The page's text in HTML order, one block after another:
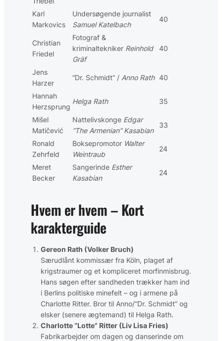
Karl
Markovics
Undersøgende journalist
Samuel Katelbach
40
Christian
Friedel
Fotograf &
kriminaltekniker Reinhold
Gräf
40
Jens
Harzer
“Dr. Schmidt” / Anno Rath 40
Hannah
Herzsprung
Helga Rath 35
Mišel
Matičević
Nattelivskonge Edgar
“The Armenian” Kasabian
33
Ronald
Zehrfeld
Boksepromotor Walter
Weintraub
24
Meret
Becker
Sangerinde Esther
Kasabian
24
Hvem er hvem – Kort
karakterguide
Gereon Rath (Volker Bruch)
Særudlånt kommissær fra Köln, plaget af
krigstraumer og et kompliceret morfinmisbrug.
Hans søgen efter sandheden trækker ham ind
i Berlins politiske minefelt – og i armene på
Charlotte Ritter. Bror til Anno/“Dr. Schmidt” og
elsker (senere ægtemand) til Helga Rath.
Charlotte “Lotte” Ritter (Liv Lisa Fries)
Fabrikarbejder om dagen og danserinde om